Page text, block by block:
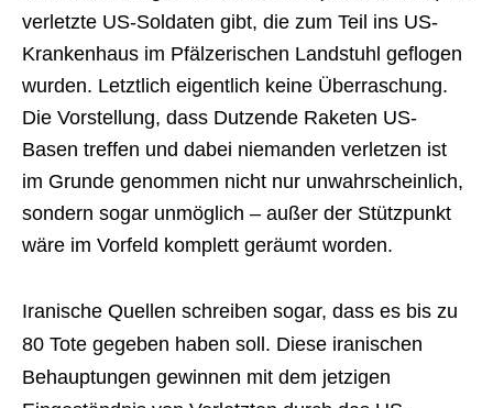
verletzte US-Soldaten gibt, die zum Teil ins US-
Krankenhaus im Pfälzerischen Landstuhl geflogen
wurden. Letztlich eigentlich keine Überraschung.
Die Vorstellung, dass Dutzende Raketen US-
Basen treffen und dabei niemanden verletzen ist
im Grunde genommen nicht nur unwahrscheinlich,
sondern sogar unmöglich – außer der Stützpunkt
wäre im Vorfeld komplett geräumt worden.
Iranische Quellen schreiben sogar, dass es bis zu
80 Tote gegeben haben soll. Diese iranischen
Behauptungen gewinnen mit dem jetzigen